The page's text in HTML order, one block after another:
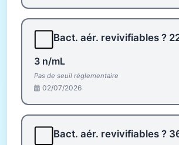
Bact. aér. revivifiables ?
3 n/mL
Pas de seuil réglementaire
02/07/2026
Bact. aér. revivifiables ?